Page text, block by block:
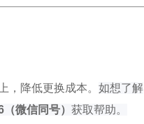
，降低更换成本。 如想了解
（微信同号） 获取帮助。